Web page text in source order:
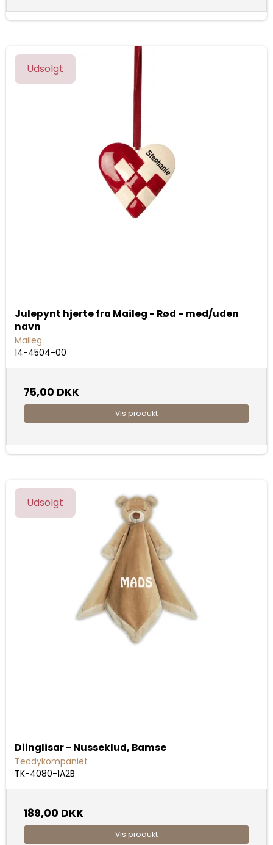
Udsolgt
Julepynt hjerte fra Maileg - Rød - med/uden
navn
Maileg
14-4504-00
75,00 DKK
Vis produkt
Udsolgt
Diinglisar - Nusseklud, Bamse
Teddykompaniet
TK-4080-1A2B
189,00 DKK
Vis produkt